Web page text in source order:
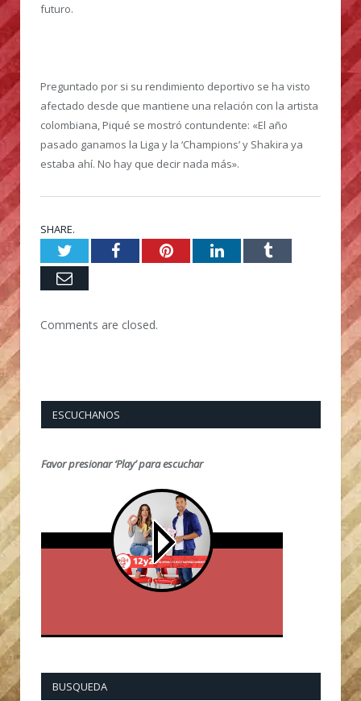
futuro.
Preguntado por si su rendimiento deportivo se ha visto
afectado desde que mantiene una relación con la artista
colombiana, Piqué se mostró contundente: «El año
pasado ganamos la Liga y la ‘Champions’ y Shakira ya
estaba ahí. No hay que decir nada más».
SHARE.
TwitterFacebookPinterestLinkedInTumblr
Email
Comments are closed.
ESCUCHANOS
Favor presionar ‘Play’ para escuchar
BUSQUEDA